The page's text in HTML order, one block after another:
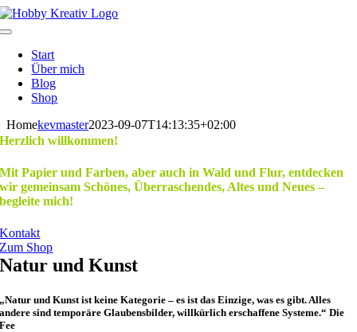
Zum
Inhalt
Toggle
Navigation
Start
Über mich
Blog
Shop
Homekevmaster2023-09-07T14:13:35+02:00
Herzlich willkommen!
Mit Papier und Farben, aber auch in Wald und Flur, entdecken
wir gemeinsam Schönes, Überraschendes, Altes und Neues –
begleite mich!
Kontakt
Zum Shop
Natur und Kunst
„Natur und Kunst ist keine Kategorie – es ist das Einzige, was es gibt. Alles
andere sind temporäre Glaubensbilder, willkürlich erschaffene Systeme.“ Die
Fee